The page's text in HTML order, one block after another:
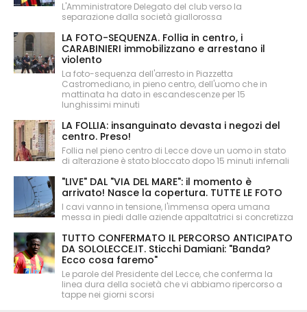
L'Amministratore Delegato del club verso la
separazione dalla società giallorossa
LA FOTO-SEQUENZA. Follia in centro, i
CARABINIERI immobilizzano e arrestano il
violento
La foto-sequenza dell'arresto in Piazzetta
Castromediano, in pieno centro, dell'uomo che in
mattinata ha dato in escandescenze per 15
lunghissimi minuti
LA FOLLIA: insanguinato devasta i negozi del
centro. Preso!
Follia nel pieno centro di Lecce dove un uomo in stato
di alterazione è stato bloccato dopo 15 minuti infernali
"LIVE" DAL "VIA DEL MARE": il momento è
arrivato! Nasce la copertura. TUTTE LE FOTO
I cavi vanno in tensione, l'immensa opera umana
messa in piedi dalle aziende appaltatrici si concretizza
TUTTO CONFERMATO IL PERCORSO ANTICIPATO
DA SOLOLECCE.IT. Sticchi Damiani: "Banda?
Ecco cosa faremo"
Le parole del Presidente del Lecce, che conferma la
linea dura della società che vi abbiamo ripercorso a
tappe nei giorni scorsi